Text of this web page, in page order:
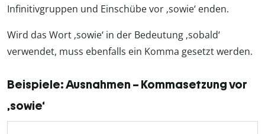
Infinitivgruppen und Einschübe vor ‚sowie‘ enden.
Wird das Wort ‚sowie‘ in der Bedeutung ‚sobald‘
verwendet, muss ebenfalls ein Komma gesetzt werden.
Beispiele: Ausnahmen – Kommasetzung vor
‚sowie‘